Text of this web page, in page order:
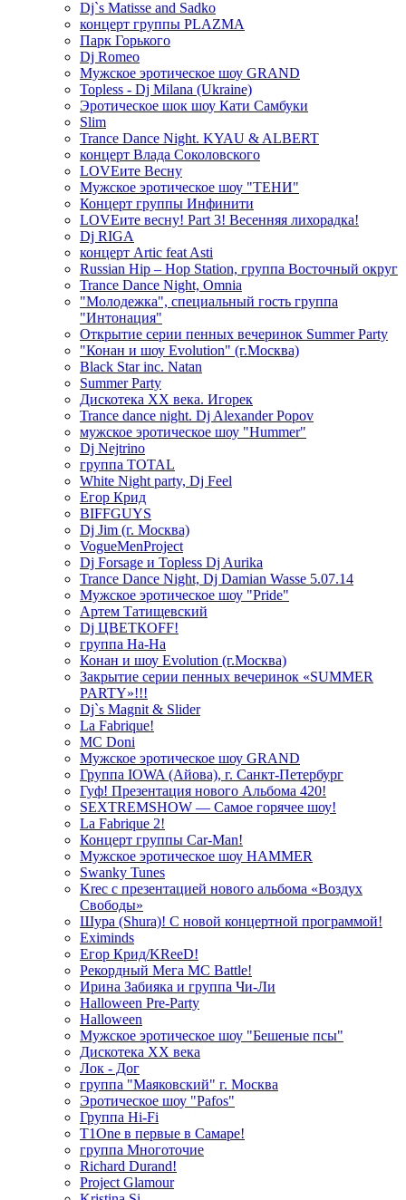
Dj`s Matisse and Sadko
концерт группы PLAZMA
Парк Горького
Dj Romeo
Мужское эротическое шоу GRAND
Topless - Dj Milana (Ukraine)
Эротическое шок шоу Кати Самбуки
Slim
Trance Dance Night. KYAU & ALBERT
концерт Влада Соколовского
LOVEите Весну
Мужское эротическое шоу "ТЕНИ"
Концерт группы Инфинити
LOVEите весну! Part 3! Весенняя лихорадка!
Dj RIGA
концерт Artic feat Asti
Russian Hip – Hop Station, группа Восточный округ
Trance Dance Night, Omnia
"Молодежка", специальный гость группа
"Интонация"
Открытие серии пенных вечеринок Summer Party
"Конан и шоу Evolution" (г.Москва)
Black Star inc. Natan
Summer Party
Дискотека ХХ века. Игорек
Trance dance night. Dj Alexander Popov
мужское эротическое шоу "Hummer"
Dj Nejtrino
группа TOTAL
White Night party, Dj Feel
Егор Крид
BIFFGUYS
Dj Jim (г. Москва)
VogueMenProject
Dj Forsage и Topless Dj Aurika
Trance Dance Night, Dj Damian Wasse 5.07.14
Мужское эротическое шоу "Pride"
Артем Татищевский
Dj ЦВЕТКOFF!
группа На-На
Конан и шоу Evolution (г.Москва)
Закрытие серии пенных вечеринок «SUMMER
PARTY»!!!
Dj`s Magnit & Slider
La Fabrique!
MC Doni
Мужское эротическое шоу GRAND
Группа IOWA (Айова), г. Санкт-Петербург
Гуф! Презентация нового Альбома 420!
SEXTREMSHOW — Самое горячее шоу!
La Fabrique 2!
Концерт группы Car-Man!
Мужское эротическое шоу HAMMER
Swanky Tunes
Krec с презентацией нового альбома «Воздух
Свободы»
Шура (Shura)! С новой концертной программой!
Eximinds
Егор Крид/KReeD!
Рекордный Мега МС Battle!
Ирина Забияка и группа Чи-Ли
Halloween Pre-Party
Halloween
Мужское эротическое шоу "Бешеные псы"
Дискотека ХХ века
Лок - Дог
группа "Маяковский" г. Москва
Эротическое шоу "Pafos"
Группа Hi-Fi
T1One в первые в Самаре!
группа Многоточие
Richard Durand!
Project Glamour